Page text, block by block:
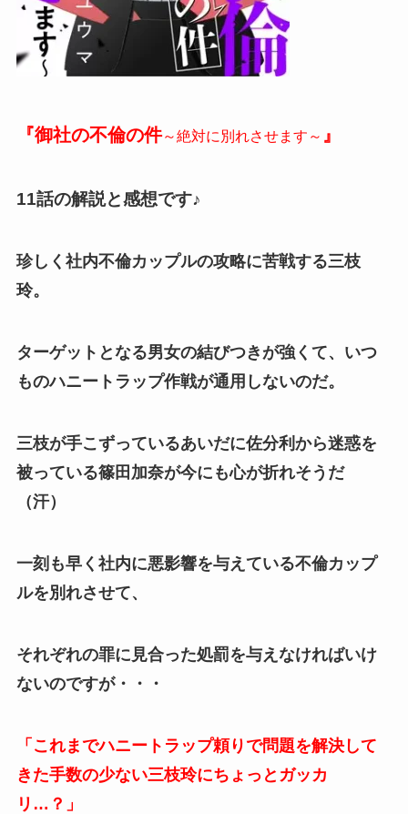
『御社の不倫の件～絶対に別れさせます～ 』
11話の解説と感想です♪
珍しく社内不倫カップルの攻略に苦戦する三枝
玲。
ターゲットとなる男女の結びつきが強くて、いつ
ものハニートラップ作戦が通用しないのだ。
三枝が手こずっているあいだに佐分利から迷惑を
被っている篠田加奈が今にも心が折れそうだ
（汗）
一刻も早く社内に悪影響を与えている不倫カップ
ルを別れさせて、
それぞれの罪に見合った処罰を与えなければいけ
ないのですが・・・
「これまでハニートラップ頼りで問題を解決して
きた手数の少ない三枝玲にちょっとガッカ
リ…？」